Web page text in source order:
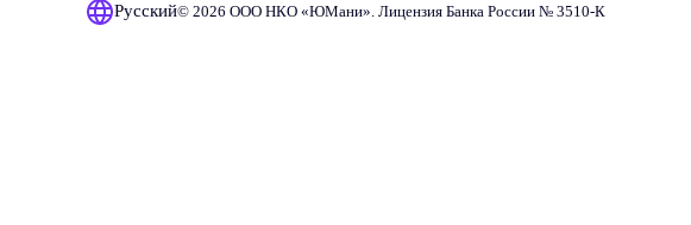
Русский© 2026 ООО НКО «ЮМани». Лицензия Банка России № 3510‑К